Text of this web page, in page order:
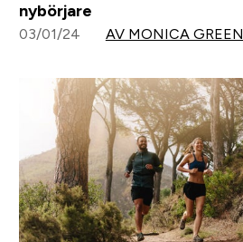
nybörjare
03/01/24 AV MONICA GREEN